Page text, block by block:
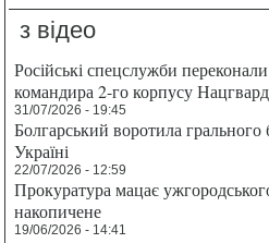
з відео
Російські спецслужби
командира 2-го корпусу
31/07/2026 - 19:45
Болгарський воротила грального
Україні
22/07/2026 - 12:59
Прокуратура мацає
накопичене
19/06/2026 - 14:41